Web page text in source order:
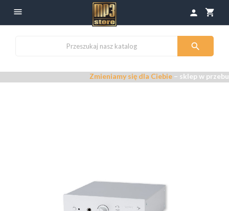
 shopping_cart
person

Zmieniamy się dla Ciebie– sklep w przebudowie